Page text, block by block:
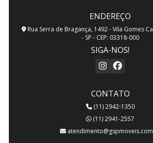
ENDEREÇO
Rua Serra de Bragança, 1492 - Vila Gomes
- SP - CEP: 03318-000
SIGA-NOS!
CONTATO
(11) 2942-1350
(11) 2941-2557